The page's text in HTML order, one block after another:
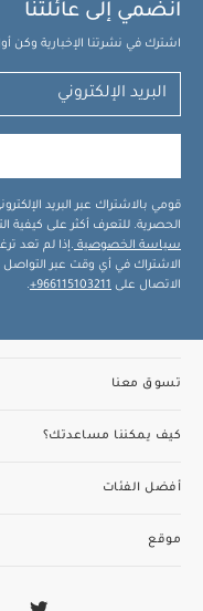
انضمي إلى عائلتنا
اشترك في نشرتنا الإخبارية وكن
قومي بالاشتراك عبر البريد
الحصرية. للتعرف أكثر على كيفية
سياسة الخصوصية .إذا لم تعد
الاشتراك في أي وقت عبر التواصل
الاتصال على 966115103211+
.
تسوق معنا
كيف يمكننا مساعدتك؟
أفضل الفئات
موقع